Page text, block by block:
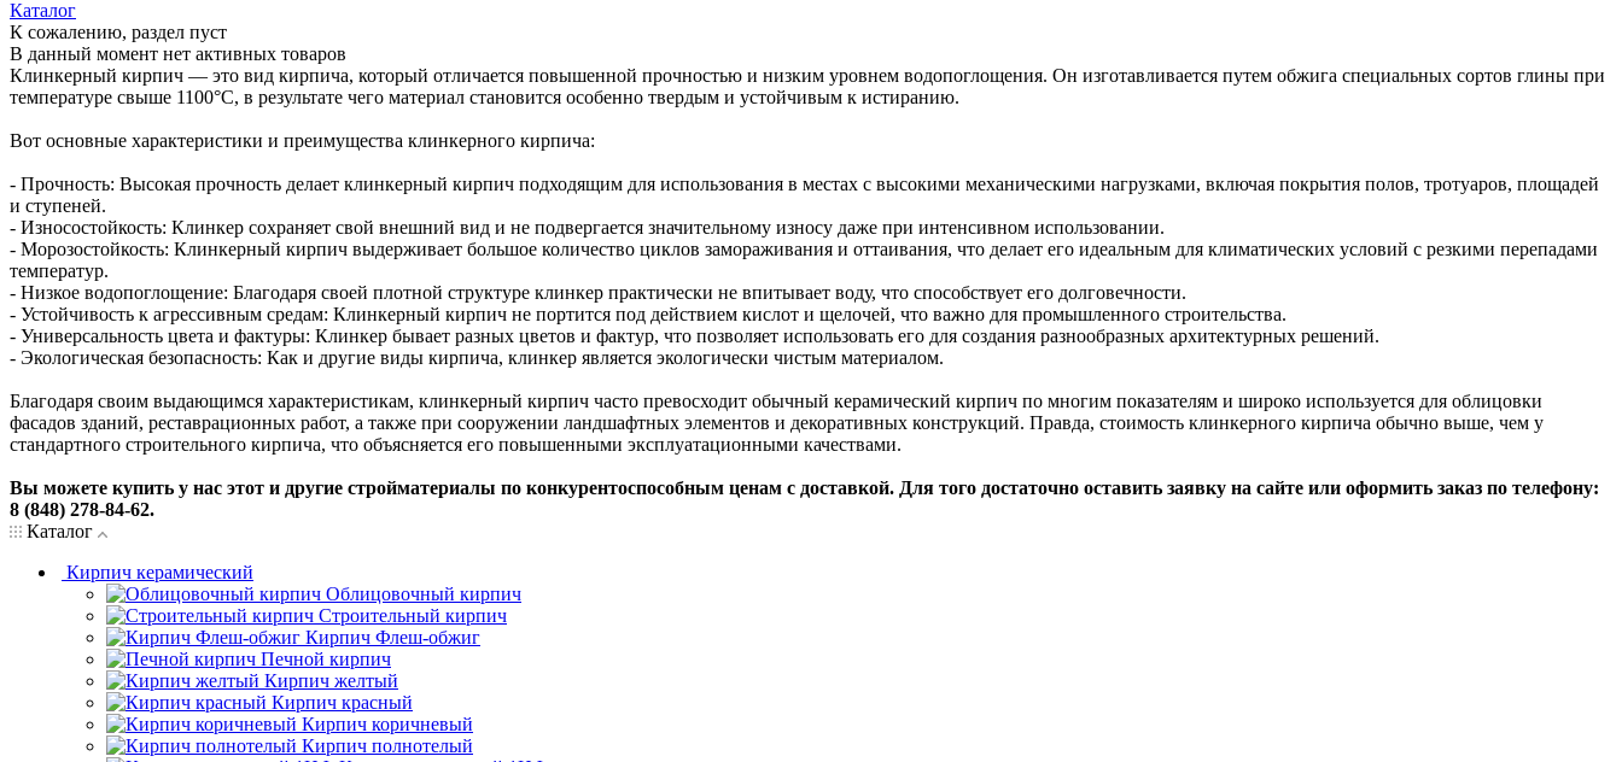
Каталог
К сожалению, раздел пуст
В данный момент нет активных товаров
Клинкерный кирпич — это вид кирпича, который отличается повышенной прочностью и низким уровнем водопоглощения. Он изготавливается путем обжига специальных сортов глины при
температуре свыше 1100°C, в результате чего материал становится особенно твердым и устойчивым к истиранию.
Вот основные характеристики и преимущества клинкерного кирпича:
- Прочность: Высокая прочность делает клинкерный кирпич подходящим для использования в местах с высокими механическими нагрузками, включая покрытия полов, тротуаров, площадей
и ступеней.
- Износостойкость: Клинкер сохраняет свой внешний вид и не подвергается значительному износу даже при интенсивном использовании.
- Морозостойкость: Клинкерный кирпич выдерживает большое количество циклов замораживания и оттаивания, что делает его идеальным для климатических условий с резкими перепадами
температур.
- Низкое водопоглощение: Благодаря своей плотной структуре клинкер практически не впитывает воду, что способствует его долговечности.
- Устойчивость к агрессивным средам: Клинкерный кирпич не портится под действием кислот и щелочей, что важно для промышленного строительства.
- Универсальность цвета и фактуры: Клинкер бывает разных цветов и фактур, что позволяет использовать его для создания разнообразных архитектурных решений.
- Экологическая безопасность: Как и другие виды кирпича, клинкер является экологически чистым материалом.
Благодаря своим выдающимся характеристикам, клинкерный кирпич часто превосходит обычный керамический кирпич по многим показателям и широко используется для облицовки
фасадов зданий, реставрационных работ, а также при сооружении ландшафтных элементов и декоративных конструкций. Правда, стоимость клинкерного кирпича обычно выше, чем у
стандартного строительного кирпича, что объясняется его повышенными эксплуатационными качествами.
Вы можете купить у нас этот и другие стройматериалы по конкурентоспособным ценам с доставкой. Для того достаточно оставить заявку на сайте или оформить заказ по телефону:
8 (848) 278-84-62.
Каталог
Кирпич керамический
Облицовочный кирпич
Строительный кирпич
Кирпич Флеш-обжиг
Печной кирпич
Кирпич желтый
Кирпич красный
Кирпич коричневый
Кирпич полнотелый